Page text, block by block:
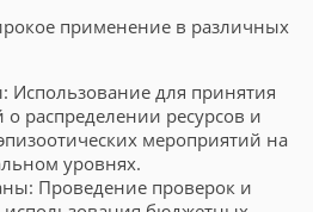
применение в различных
для принятия
распределении ресурсов и
мероприятий на
уровнях.
Проведение проверок и